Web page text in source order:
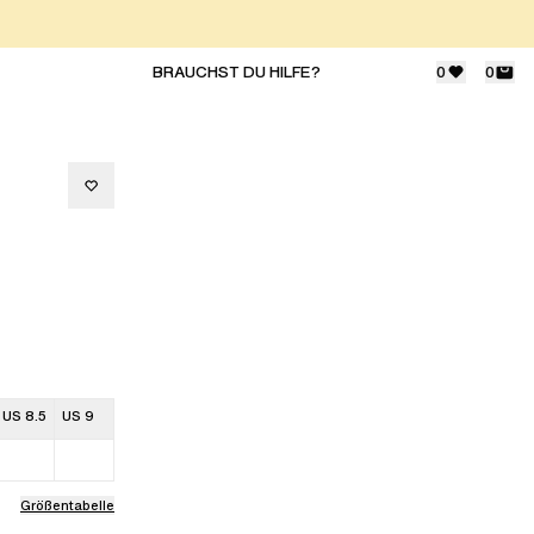
BRAUCHST DU HILFE? 0 0
US 8.5 US 9
Größentabelle